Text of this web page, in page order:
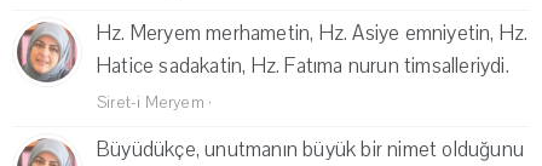
Hz. Meryem merhametin, Hz. Asiye emniyetin, Hz.
Hatice sadakatin, Hz. Fatıma nurun timsalleriydi.
Siret-i Meryem ·
Büyüdükçe, unutmanın büyük bir nimet olduğunu